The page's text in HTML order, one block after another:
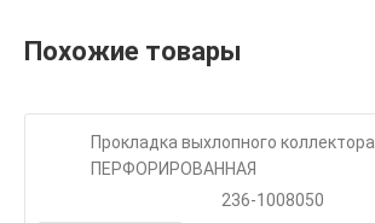
Похожие товары
Прокладка выхлопного коллектора
ПЕРФОРИРОВАННАЯ
236-1008050